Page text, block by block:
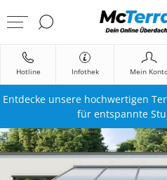
Hotline Infothek Mein
Entdecke unsere hochwertigen
für entspannte